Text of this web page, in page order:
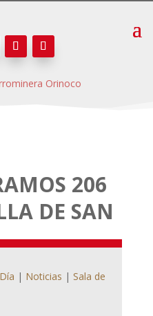
206
DE SAN
| Noticias | Sala de